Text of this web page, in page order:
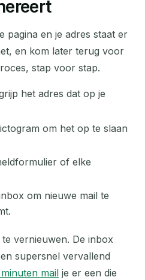
pagina en je adres staat er
en kom later terug voor
stap voor stap.
het adres dat op je
om het op te slaan
of elke
om nieuwe mail te
vernieuwen. De inbox
supersnel vervallend
mail je er een die